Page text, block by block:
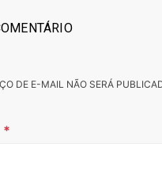
DE E-MAIL NÃO SERÁ